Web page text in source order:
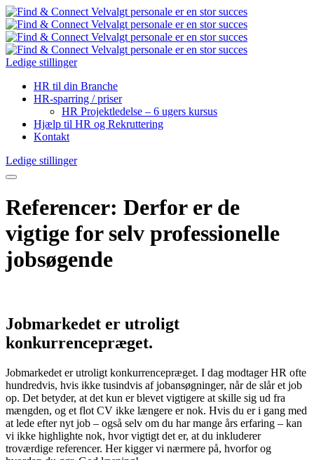
Ledige stillinger
HR til din Branche
HR-sparring / priser
HR Projektledelse – 6 ugers kursus
Hjælp til HR og Rekruttering
Kontakt
Ledige stillinger
Referencer: Derfor er de
vigtige for selv professionelle
jobsøgende
Jobmarkedet er utroligt
konkurrencepræget.
Jobmarkedet er utroligt konkurrencepræget. I dag modtager HR ofte
hundredvis, hvis ikke tusindvis af jobansøgninger, når de slår et job
op. Det betyder, at det kun er blevet vigtigere at skille sig ud fra
mængden, og et flot CV ikke længere er nok. Hvis du er i gang med
at lede efter nyt job – også selv om du har mange års erfaring – kan
vi ikke highlighte nok, hvor vigtigt det er, at du inkluderer
troværdige referencer. Her kigger vi nærmere på, hvorfor og